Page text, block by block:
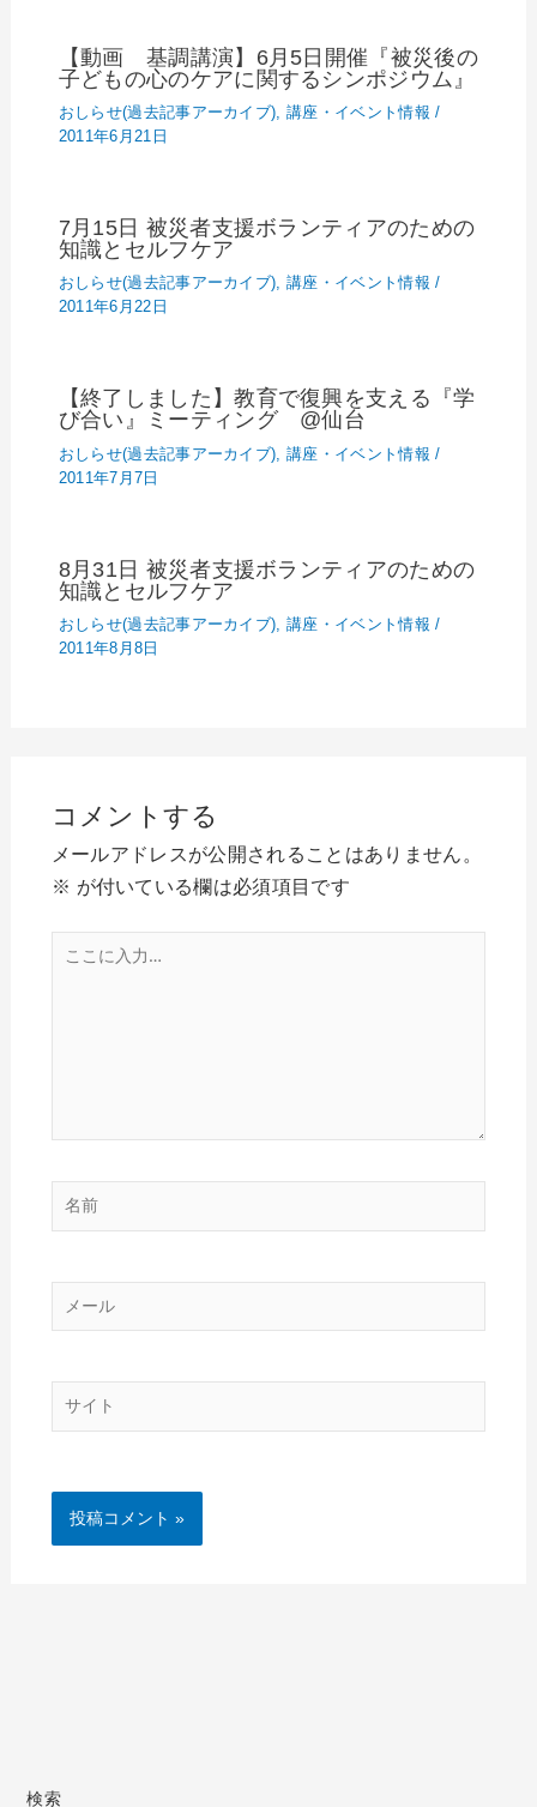
【動画 基調講演】6月5日開催『被災後の
子どもの心のケアに関するシンポジウム』
おしらせ(過去記事アーカイブ),講座・イベント情報 /
2011年6月21日
7月15日 被災者支援ボランティアのための
知識とセルフケア
おしらせ(過去記事アーカイブ),講座・イベント情報 /
2011年6月22日
【終了しました】教育で復興を支える『学
び合い』ミーティング @仙台
おしらせ(過去記事アーカイブ) ,講座・イベント情報 /
2011年7月7日
8月31日 被災者支援ボランティアのための
知識とセルフケア
おしらせ(過去記事アーカイブ) ,講座・イベント情報 /
2011年8月8日
コメントする
メールアドレスが公開されることはありません。
※ が付いている欄は必須項目です
こ
名
前
ー
サ
イ
検索